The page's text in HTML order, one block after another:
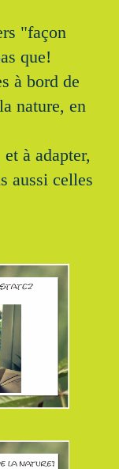
"façon
que!
à bord de
nature, en
à adapter,
aussi celles